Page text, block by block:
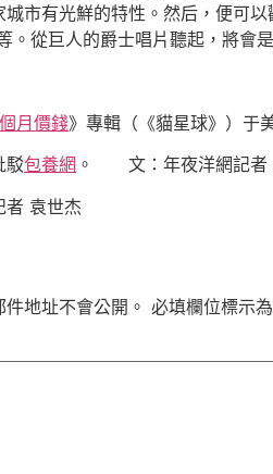
城市有光鮮的特性。然后，便可
。從巨人的爵士唱片聽起，將會
月價錢》專輯（《貓星球》）于
駁包養網 。 文：年夜洋網記者
袁世杰
地址不會公開。 必填欄位標示為